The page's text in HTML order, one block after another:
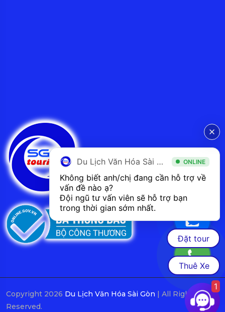
Copyright 2026 Du Lịch Văn Hóa Sài Gòn
| All Rights
Reserved.
Du Lịch Văn Hóa Sài Gòn ONLINE
Không biết anh/chị đang cần hỗ trợ về
vấn đề nào ạ?
Đội ngũ tư vấn viên sẽ hỗ trợ bạn
trong thời gian sớm nhất.
Đặt tour
Thuê Xe
1